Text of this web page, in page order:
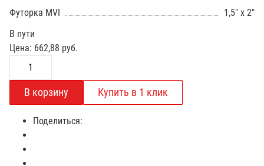
Футорка MVI
1,5" x 2"
В пути
Цена: 662,88 руб.
Поделиться: